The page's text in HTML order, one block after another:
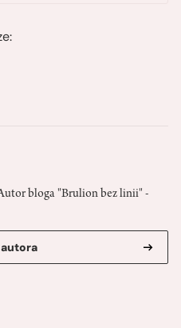
bloga "Brulion bez linii" -